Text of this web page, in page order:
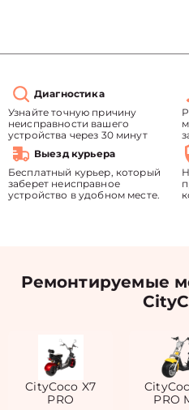
Диагностика
Узнайте точную причину
неисправности вашего
устройства через 30 минут
Выезд курьера
Бесплатный курьер, который
заберет неисправное
устройство в удобном месте.
Ремонтируемые
CityCoco X7
PRO
PRO